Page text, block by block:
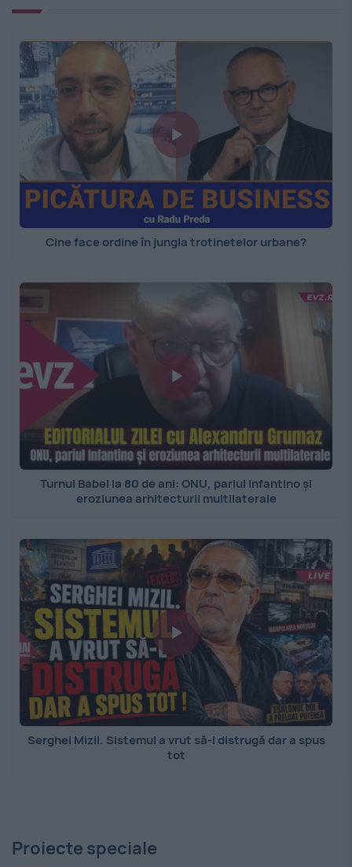
Cine face ordine în jungla trotinetelor urbane?
Turnul Babel la 80 de ani: ONU, pariul Infantino și
eroziunea arhitecturii multilaterale
Serghei Mizil. Sistemul a vrut să-l distrugă dar a spus
tot
Proiecte speciale